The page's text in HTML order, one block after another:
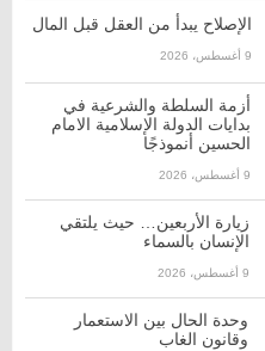
الإصلاح يبدأ من العقل قبل المال
9 أغسطس، 2026
أزمة السلطة والشرعية في
بدايات الدولة الإسلامية ‌الامام
الحسين أنموذجًا
9 أغسطس، 2026
زيارة الأربعين… حيث يلتقي
الإنسان بالسماء
9 أغسطس، 2026
وحدة الحال بين الاستعمار
وقانون الغاب